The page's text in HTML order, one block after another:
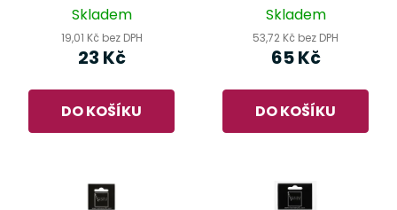
Skladem
19,01 Kč bez DPH
23 Kč
DO KOŠÍKU
Skladem
53,72 Kč bez DPH
65 Kč
DO KOŠÍKU